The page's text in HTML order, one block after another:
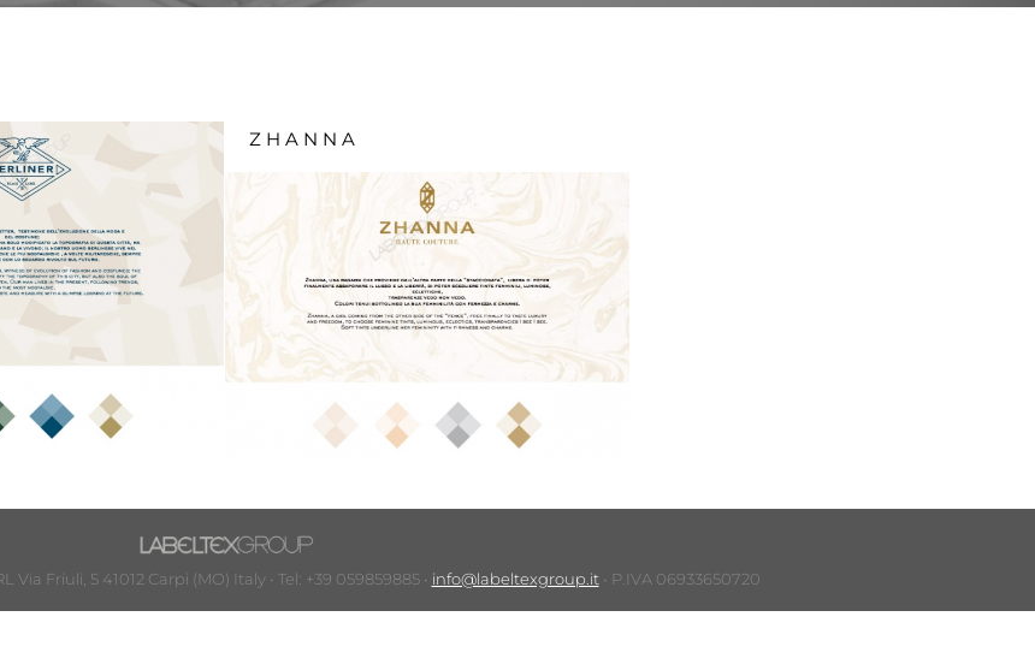
ZHANNA
Via Friuli, 5 41012 Carpi (MO) Italy • Tel: +39 059859885 • info@labeltexgroup.it• P.IVA 06933650720